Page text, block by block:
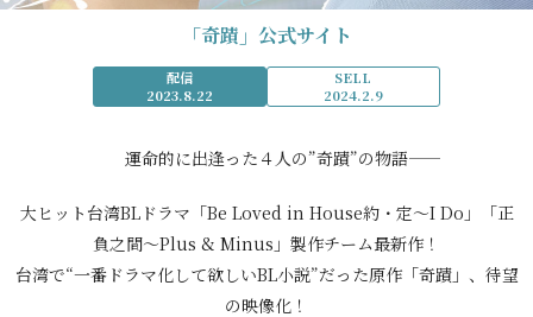
「奇蹟」公式サイト
配信
2023.8.22
SELL
2024.2.9
運命的に出逢った４人の”奇蹟”の物語――
大ヒット台湾BLドラマ「Be Loved in House約・定～I Do」「正
負之間～Plus & Minus」製作チーム最新作！
台湾で“一番ドラマ化して欲しいBL小説”だった原作「奇蹟」、待望
の映像化！